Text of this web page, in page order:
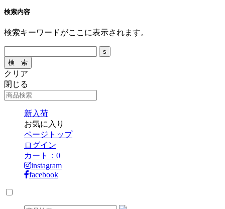
検索内容
検索キーワードがここに表示されます。
クリア
閉じる
新入荷
お気に入り
ページトップ
ログイン
カート： 0
instagram
facebook